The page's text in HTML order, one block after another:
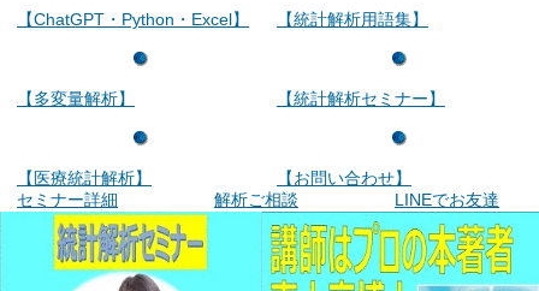
【ChatGPT・Python・Excel】
【多変量解析】
【医療統計解析】
【統計解析用語集】
【統計解析セミナー】
【お問い合わせ】
セミナー詳細
解析ご相談 LINEでお友達